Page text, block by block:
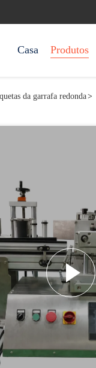
Casa Produtos
da garrafa redonda>